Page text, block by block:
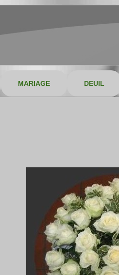
MARIAGE DEUIL